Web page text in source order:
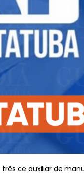
de auxiliar de